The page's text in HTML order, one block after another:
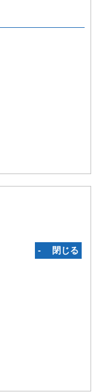
‐ 閉じる